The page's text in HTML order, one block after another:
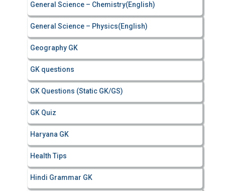
General Science – Chemistry(English)
General Science – Physics(English)
Geography GK
GK questions
GK Questions (Static GK/GS)
GK Quiz
Haryana GK
Health Tips
Hindi Grammar GK